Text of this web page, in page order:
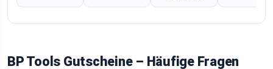
BP Tools Gutscheine – Häufige Fragen